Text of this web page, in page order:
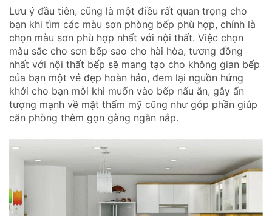
Lưu ý đầu tiên, cũng là một điều rất quan trọng cho
bạn khi tìm các màu sơn phòng bếp phù hợp, chính là
chọn màu sơn phù hợp nhất với nội thất. Việc chọn
màu sắc cho sơn bếp sao cho hài hòa, tương đồng
nhất với nội thất bếp sẽ mang tạo cho không gian bếp
của bạn một vẻ đẹp hoàn hảo, đem lại nguồn hứng
khởi cho bạn mỗi khi muốn vào bếp nấu ăn, gây ấn
tượng mạnh về mặt thẩm mỹ cũng như góp phần giúp
căn phòng thêm gọn gàng ngăn nắp.